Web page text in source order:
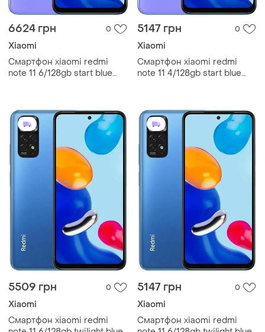
6624 грн 0
Xiaomi
Смартфон xiaomi redmi
note 11 6/128gb start blue
5147 грн 0
Xiaomi
Смартфон xiaomi redmi
note 11 4/128gb start blue
5509 грн 0
Xiaomi
Смартфон xiaomi redmi
5147 грн 0
Xiaomi
Смартфон xiaomi redmi